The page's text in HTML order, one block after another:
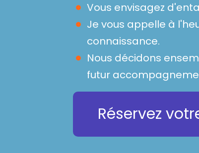
Vous envisagez
Je vous appelle à
connaissance.
Nous décidons
futur
Réservez